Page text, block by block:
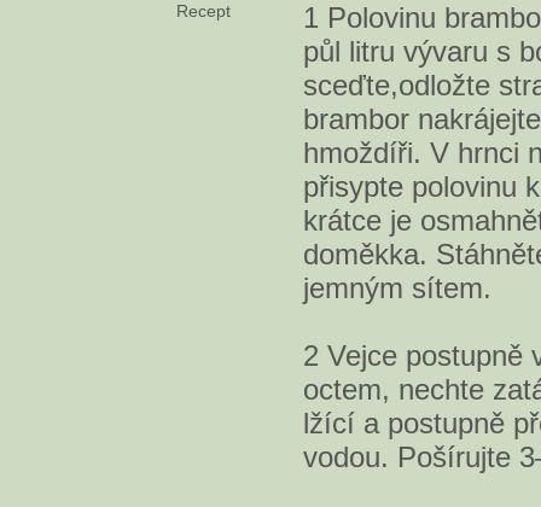
Recept
1 Polovinu
půl litru vývaru s
sceďte,odložte
brambor
hmoždíři. V hrnci
přisypte polovinu
krátce je
doměkka.
jemným sítem.
2 Vejce postupně
octem, nechte
lžící a postupně
vodou. Pošírujte